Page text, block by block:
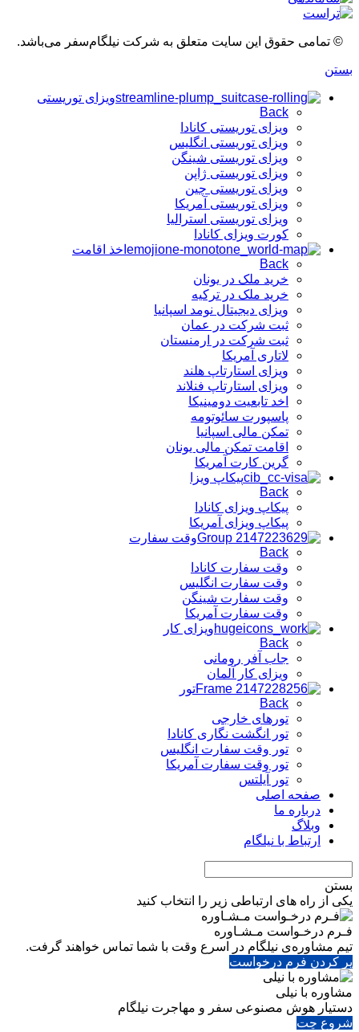
© تمامی حقوق این سایت متعلق به شرکت نیلگام‌سفر می‌باشد.
بستن
ویزای توریستی
Back
ویزای توریستی کانادا
ویزای توریستی انگلیس
ویزای توریستی شینگن
ویزای توریستی ژاپن
ویزای توریستی چین
ویزای توریستی آمریکا
ویزای توریستی استرالیا
کورت ویزای کانادا
اخذ اقامت
Back
خرید ملک در یونان
خرید ملک در ترکیه
ویزای دیجیتال نومد اسپانیا
ثبت شرکت در عمان
ثبت شرکت در ارمنستان
لاتاری آمریکا
ویزای استارتاپ هلند
ویزای استارتاپ فنلاند
اخد تابعیت دومینیکا
پاسپورت سائوتومه
تمکن مالی اسپانیا
اقامت تمکن مالی یونان
گرین کارت آمریکا
پیکاپ ویزا
Back
پیکاپ ویزای کانادا
پیکاپ ویزای آمریکا
وقت سفارت
Back
وقت سفارت کانادا
وقت سفارت انگلیس
وقت سفارت شینگن
وقت سفارت آمریکا
ویزای کار
Back
جاب آفر رومانی
ویزای کار آلمان
تور
Back
تورهای خارجی
تور انگشت نگاری کانادا
تور وقت سفارت انگلیس
تور وقت سفارت آمریکا
تور آیلتس
صفحه اصلی
درباره ما
وبلاگ
ارتباط با نیلگام
بستن
یکی از راه های ارتباطی زیر را انتخاب کنید
فـرم درخـواست مـشـاوره
تیم مشاوره‌ی نیلگام در اسرع وقت با شما تماس خواهند گرفت.
پر کردن فرم درخواست
مشاوره با نیلی
دستیار هوش مصنوعی سفر و مهاجرت نیلگام
شروع چت